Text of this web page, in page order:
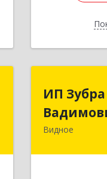
ИП
Видное
142700,